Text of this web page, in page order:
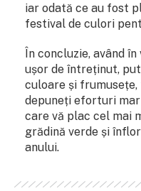
iar odată ce au fost
festival de culori
În concluzie, având
ușor de întreținut,
culoare și
depuneți eforturi
care vă plac cel mai
grădină verde și
anului.